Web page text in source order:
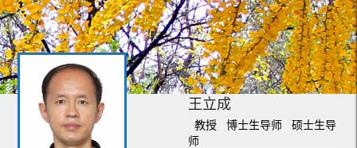
王立成
教授 博士生导师 硕士生导
师